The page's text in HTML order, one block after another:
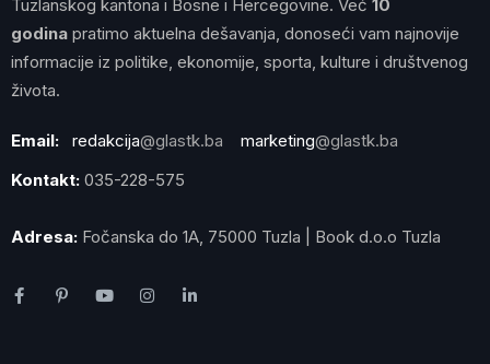
Tuzlanskog kantona i Bosne i Hercegovine. Već 10
godina pratimo aktuelna dešavanja, donoseći vam najnovije
informacije iz politike, ekonomije, sporta, kulture i društvenog
života.
Email: redakcija@glastk.ba marketing@glastk.ba
Kontakt: 035-228-575
Adresa: Fočanska do 1A, 75000 Tuzla | Book d.o.o Tuzla